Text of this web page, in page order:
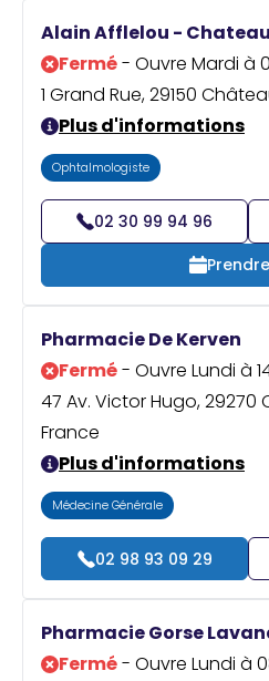
Alain Afflelou -
Fermé- Ouvre Mardi à
1 Grand Rue, 29150
Plus d'informations
Ophtalmologiste
02 30 99 94 96
Pharmacie De Kerven
Fermé- Ouvre Lundi à
47 Av. Victor Hugo, 29270
France
Plus d'informations
Médecine Générale
02 98 93 09 29
Pharmacie Gorse
Fermé- Ouvre Lundi à